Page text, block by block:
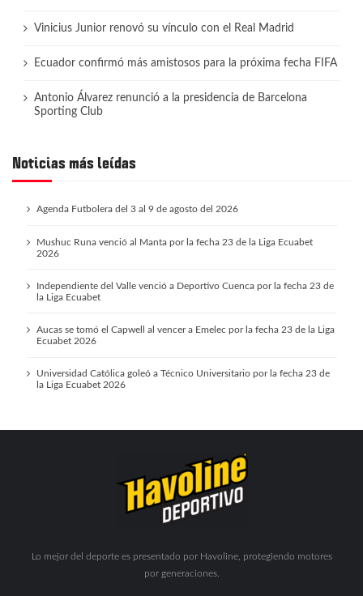
Vinicius Junior renovó su vínculo con el Real Madrid
Ecuador confirmó más amistosos para la próxima fecha FIFA
Antonio Álvarez renunció a la presidencia de Barcelona
Sporting Club
Noticias más leídas
Agenda Futbolera del 3 al 9 de agosto del 2026
Mushuc Runa venció al Manta por la fecha 23 de la Liga Ecuabet
2026
Independiente del Valle venció a Deportivo Cuenca por la fecha 23 de
la Liga Ecuabet
Aucas se tomó el Capwell al vencer a Emelec por la fecha 23 de la Liga
Ecuabet 2026
Universidad Católica goleó a Técnico Universitario por la fecha 23 de
la Liga Ecuabet 2026
Lo mejor del deporte es presentado por Havoline, protegiendo motores
por generaciones.